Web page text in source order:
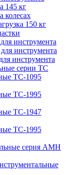
145 кг
колесах
150 кг
инструмента
инструмента
инструмента
серии ТС
TC-1095
TC-1995
ТС-1947
ТС-1995
серия AMH